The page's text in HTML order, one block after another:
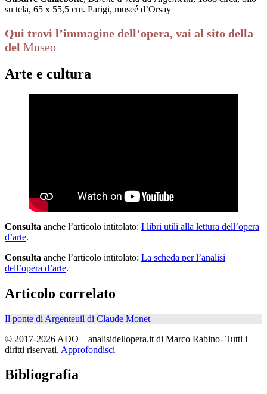
su tela, 65 x 55,5 cm. Parigi, museé d’Orsay
Qui trovi l’immagine dell’opera, vai al sito della
del Museo
Arte e cultura
Consulta anche l’articolo intitolato: I libri utili alla lettura dell’opera
d’arte.
Consulta anche l’articolo intitolato: La scheda per l’analisi
dell’opera d’arte.
Articolo correlato
Il ponte di Argenteuil di Claude Monet
© 2017-2026 ADO – analisidellopera.it di Marco Rabino- Tutti i
diritti riservati. Approfondisci
Bibliografia